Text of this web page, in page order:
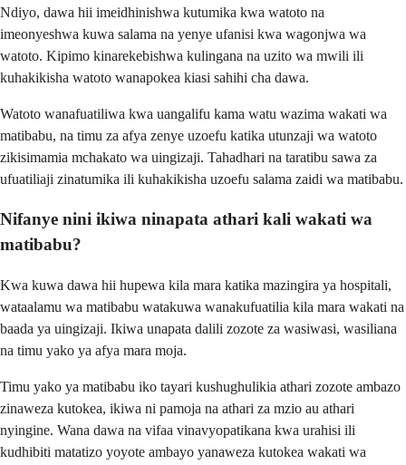
Ndiyo, dawa hii imeidhinishwa kutumika kwa watoto na
imeonyeshwa kuwa salama na yenye ufanisi kwa wagonjwa wa
watoto. Kipimo kinarekebishwa kulingana na uzito wa mwili ili
kuhakikisha watoto wanapokea kiasi sahihi cha dawa.
Watoto wanafuatiliwa kwa uangalifu kama watu wazima wakati wa
matibabu, na timu za afya zenye uzoefu katika utunzaji wa watoto
zikisimamia mchakato wa uingizaji. Tahadhari na taratibu sawa za
ufuatiliaji zinatumika ili kuhakikisha uzoefu salama zaidi wa matibabu.
Nifanye nini ikiwa ninapata athari kali wakati wa
matibabu?
Kwa kuwa dawa hii hupewa kila mara katika mazingira ya hospitali,
wataalamu wa matibabu watakuwa wanakufuatilia kila mara wakati na
baada ya uingizaji. Ikiwa unapata dalili zozote za wasiwasi, wasiliana
na timu yako ya afya mara moja.
Timu yako ya matibabu iko tayari kushughulikia athari zozote ambazo
zinaweza kutokea, ikiwa ni pamoja na athari za mzio au athari
nyingine. Wana dawa na vifaa vinavyopatikana kwa urahisi ili
kudhibiti matatizo yoyote ambayo yanaweza kutokea wakati wa